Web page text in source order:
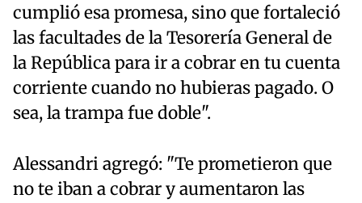
cumplió esa promesa, sino que fortaleció
las facultades de la Tesorería General de
la República para ir a cobrar en tu cuenta
corriente cuando no hubieras pagado. O
sea, la trampa fue doble".
Alessandri agregó: "Te prometieron que
no te iban a cobrar y aumentaron las